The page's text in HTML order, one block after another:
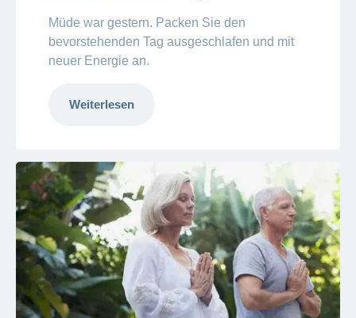
Müde war gestern. Packen Sie den
bevorstehenden Tag ausgeschlafen und mit
neuer Energie an.
Weiterlesen